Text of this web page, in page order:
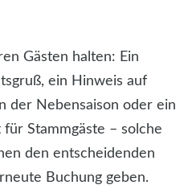
Gästen halten: Ein
ein Hinweis auf
der Nebensaison oder ein
Stammgäste – solche
den entscheidenden
Buchung geben.